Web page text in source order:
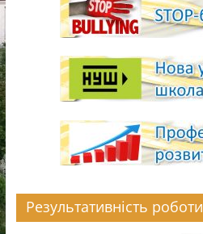
Результативність роботи